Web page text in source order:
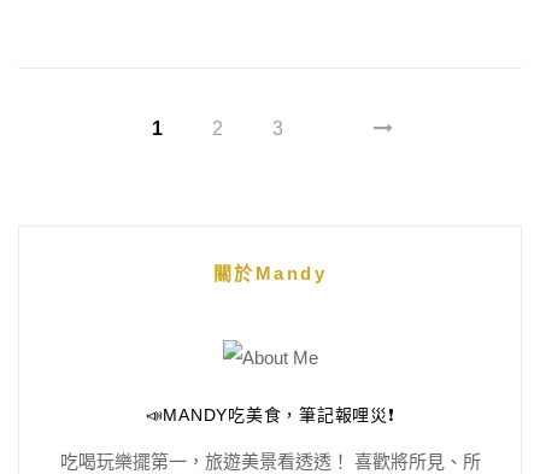
1 2 3
關於Mandy
📣MANDY吃美食，筆記報哩災❗️
吃喝玩樂擺第一，旅遊美景看透透！ 喜歡將所見、所